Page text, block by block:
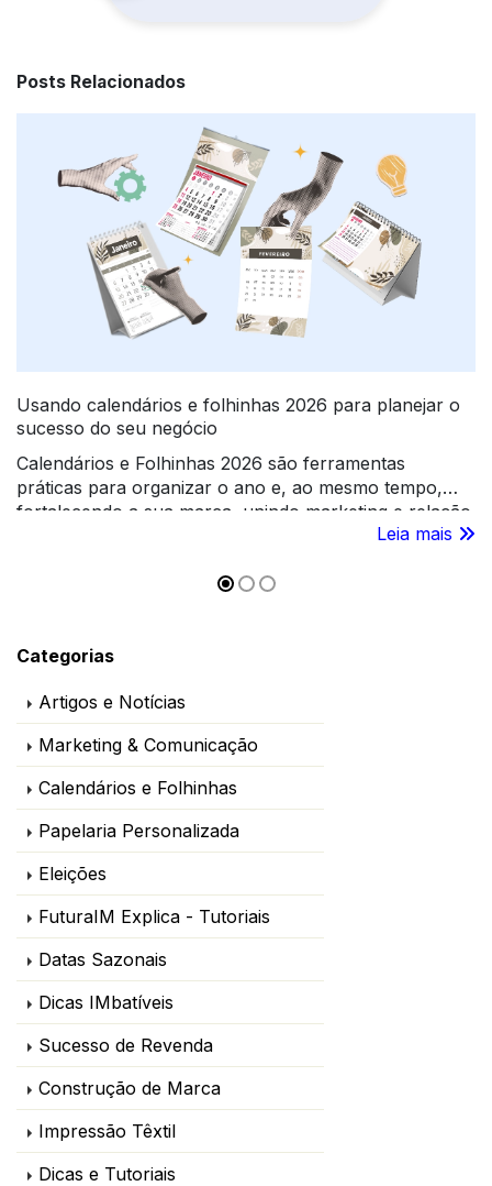
Posts Relacionados
Usando calendários e folhinhas 2026 para planejar o
sucesso do seu negócio
Calendários e Folhinhas 2026 são ferramentas
práticas para organizar o ano e, ao mesmo tempo,
fortalecendo a sua marca, unindo marketing e relação
Leia mais
Categorias
Artigos e Notícias
Marketing & Comunicação
Calendários e Folhinhas
Papelaria Personalizada
Eleições
FuturaIM Explica - Tutoriais
Datas Sazonais
Dicas IMbatíveis
Sucesso de Revenda
Construção de Marca
Impressão Têxtil
Dicas e Tutoriais